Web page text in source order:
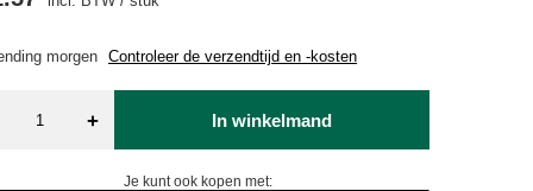
morgen Controleer de verzendtijd en -kosten
+ In winkelmand
Je kunt ook kopen met: